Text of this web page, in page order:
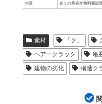
相談 多くの業者が無料相談
素材 「ク」
ヘアークラック
亀
建物の劣化
構造ク